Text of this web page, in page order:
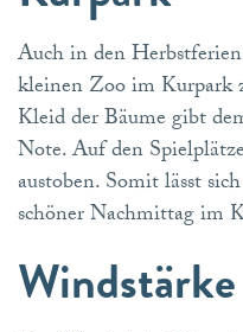
Auch in den
kleinen Zoo im Kurpark
Kleid der Bäume gibt
Note. Auf den
austoben. Somit lässt
schöner Nachmittag im